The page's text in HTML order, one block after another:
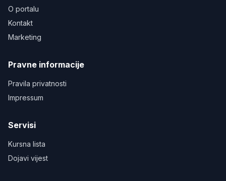
O portalu
Kontakt
Marketing
Pravne informacije
Pravila privatnosti
Impressum
Servisi
Kursna lista
Dojavi vijest